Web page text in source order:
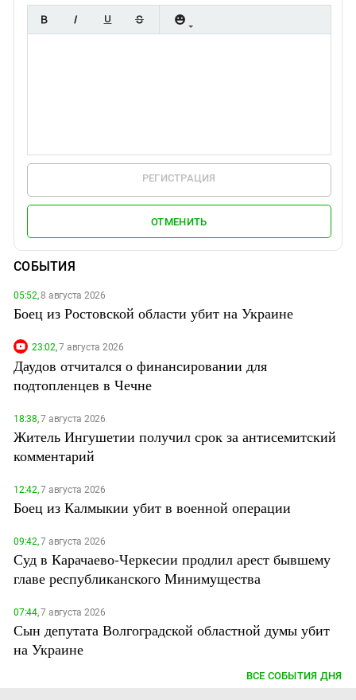
РЕГИСТРАЦИЯ
ОТМЕНИТЬ
СОБЫТИЯ
05:52,8 августа 2026
Боец из Ростовской области убит на Украине
23:02,7 августа 2026
Даудов отчитался о финансировании для
подтопленцев в Чечне
18:38,7 августа 2026
Житель Ингушетии получил срок за антисемитский
комментарий
12:42,7 августа 2026
Боец из Калмыкии убит в военной операции
09:42,7 августа 2026
Суд в Карачаево-Черкесии продлил арест бывшему
главе республиканского Минимущества
07:44,7 августа 2026
Сын депутата Волгоградской областной думы убит
на Украине
ВСЕ СОБЫТИЯ ДНЯ